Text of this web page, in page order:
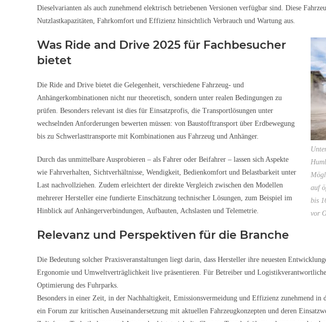
Dieselvarianten als auch zunehmend elektrisch betriebenen Versionen verfügbar sind. Diese
Nutzlastkapazitäten, Fahrkomfort und Effizienz hinsichtlich Verbrauch und Wartung aus.
auf
bis
vor
Was Ride and Drive 2025 für Fachbesucher
bietet
Die Ride and Drive bietet die Gelegenheit, verschiedene Fahrzeug- und
Anhängerkombinationen nicht nur theoretisch, sondern unter realen Bedingungen zu
prüfen. Besonders relevant ist dies für Einsatzprofis, die Transportlösungen unter
wechselnden Anforderungen bewerten müssen: von Baustofftransport über Erdbewegung
bis zu Schwerlasttransporte mit Kombinationen aus Fahrzeug und Anhänger.
Durch das unmittelbare Ausprobieren – als Fahrer oder Beifahrer – lassen sich Aspekte
wie Fahrverhalten, Sichtverhältnisse, Wendigkeit, Bedienkomfort und Belastbarkeit unter
Last nachvollziehen. Zudem erleichtert der direkte Vergleich zwischen den Modellen
mehrerer Hersteller eine fundierte Einschätzung technischer Lösungen, zum Beispiel im
Hinblick auf Anhängerverbindungen, Aufbauten, Achslasten und Telemetrie.
Relevanz und Perspektiven für die Branche
Die Bedeutung solcher Praxisveranstaltungen liegt darin, dass Hersteller ihre neuesten
Ergonomie und Umweltverträglichkeit live präsentieren. Für Betreiber und
Optimierung des Fuhrparks.
Besonders in einer Zeit, in der Nachhaltigkeit, Emissionsvermeidung und Effizienz zunehmend
ein Forum zur kritischen Auseinandersetzung mit aktuellen Fahrzeugkonzepten und deren